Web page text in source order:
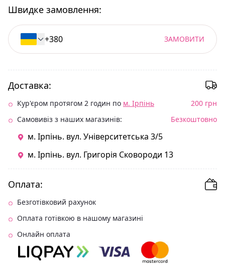
Швидке замовлення:
ЗАМОВИТИ
Доставка:
Кур'єром протягом 2 годин по м. Ірпінь
200 грн
Самовивіз з наших магазинів:
Безкоштовно
м. Ірпінь. вул. Університетська 3/5
м. Ірпінь. вул. Григорія Сковороди 13
Оплата:
Безготівковий рахунок
Оплата готівкою в нашому магазині
Онлайн оплата